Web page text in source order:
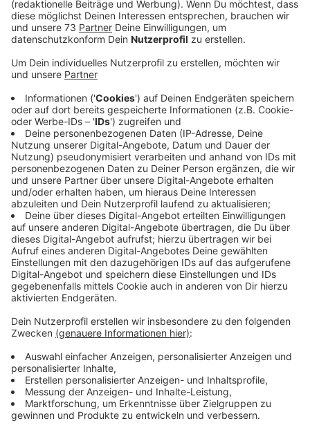
Anzeige
Web-Seminare für Einsteiger
Anzeige
Tobit.Software und Ahaus Marketing haben
gemeinsamt ein Lieferportal gestartet, um den Handel
und Gastronomen in der Corna-Krise zu unterstützen.
Aktuell sind schon 66 Unternehmen in Portal "Wer
liefert was in Ahaus" vertreten. Einige verkaufen ihre
Produkte schon in einem kleinen Onlineshop. Um das
allen Unternehmen zu ermöglichen, bietet
Tobit.Software ab heute zwei Web-Seminare an. Dort
werden die wichtigsten Grundlagen zum Aufbau
eigener Webseiten und Onlineshops vermittelt. Auf
der Ahauser-Plattform werden alle lokalen
Unternehmen gebündelt und deren Shops verlinkt.
Die Webinare finden täglich als Live Sendungen um
11.00 Uhr und um 15.00 Uhr hier statt.
Als Plattform für Shop und Website kommt die
Software chayns5 zum Einsatz, die ebenso wie die